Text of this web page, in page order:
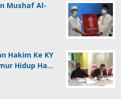
Mushaf Al-
Hakim Ke KY
Hidup Ha…